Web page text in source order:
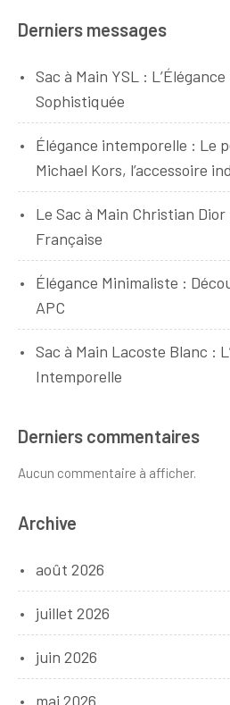
Derniers messages
Sac à Main YSL :
Sophistiquée
Élégance intemporelle : Le
Michael Kors, l’accessoire
Le Sac à Main Christian Dior
Française
Élégance Minimaliste :
APC
Sac à Main Lacoste Blanc :
Intemporelle
Derniers commentaires
Aucun commentaire à afficher.
Archive
août 2026
juillet 2026
juin 2026
mai 2026